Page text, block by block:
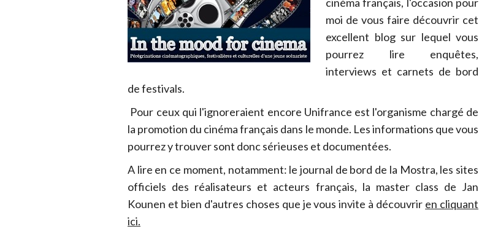
moi de vous faire découvrir cet
excellent blog sur lequel vous
pourrez lire enquêtes,
interviews et carnets de bord
de festivals.
Pour ceux qui l'ignoreraient encore Unifrance est l'organisme chargé de
la promotion du cinéma français dans le monde. Les informations que vous
pourrez y trouver sont donc sérieuses et documentées.
A lire en ce moment, notamment: le journal de bord de la Mostra, les sites
officiels des réalisateurs et acteurs français, la master class de Jan
Kounen et bien d'autres choses que je vous invite à découvrir en cliquant
ici.